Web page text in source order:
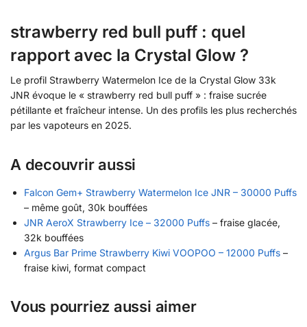
strawberry red bull puff : quel
rapport avec la Crystal Glow ?
Le profil Strawberry Watermelon Ice de la Crystal Glow 33k
JNR évoque le « strawberry red bull puff » : fraise sucrée
pétillante et fraîcheur intense. Un des profils les plus recherchés
par les vapoteurs en 2025.
A decouvrir aussi
Falcon Gem+ Strawberry Watermelon Ice JNR – 30000 Puffs
– même goût, 30k bouffées
JNR AeroX Strawberry Ice – 32000 Puffs – fraise glacée,
32k bouffées
Argus Bar Prime Strawberry Kiwi VOOPOO – 12000 Puffs –
fraise kiwi, format compact
Vous pourriez aussi aimer